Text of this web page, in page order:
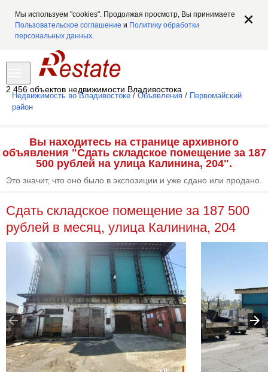
Мы используем "cookies". Продолжая просмотр, Вы принимаете
Пользовательское соглашение и Политику обработки
персональных данных.
2 456 объектов недвижимости Владивостока
Недвижимость во Владивостоке / Объявления / Первомайский
район
Вы находитесь на странице архивного
объявления "Сдать складское помещение за 187
500 рублей на улица Калинина, 204".
Это значит, что оно было в экспозиции и уже сдано или продано.
Сдать складское помещение за 187 500
рублей в месяц, улица Калинина, 204